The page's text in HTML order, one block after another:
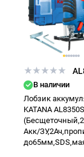
В наличии
Лобзик
KATANA AL8350S
Акк/